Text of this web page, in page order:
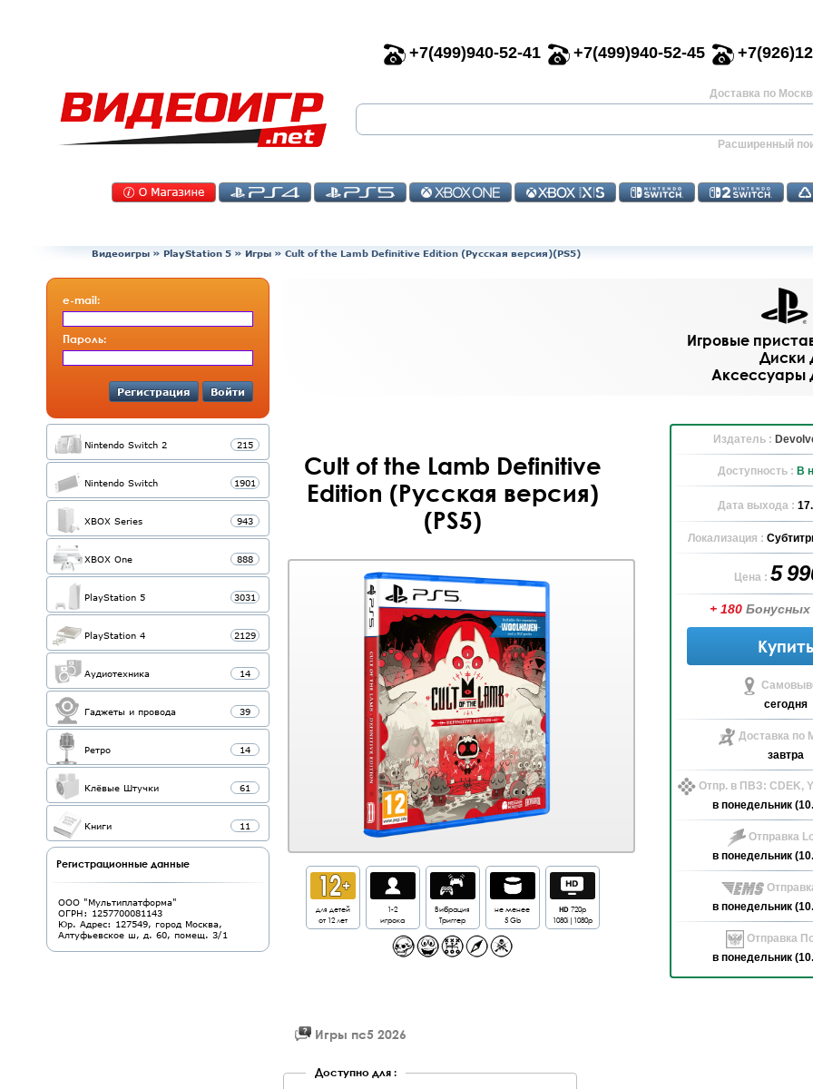
+7(499)940-52-41 +7(499)940-52-45
Доставка по
Расширенный
Видеоигры » PlayStation 5 » Игры » Cult of the Lamb Definitive Edition (Русская версия)(PS5)
e-mail:
Пароль:
Регистрация Войти
Nintendo Switch 2 215
Nintendo Switch 1901
XBOX Series 943
XBOX One 888
PlayStation 5 3031
PlayStation 4 2129
Аудиотехника 14
Гаджеты и провода 39
Ретро 14
Клёвые Штучки 61
Книги 11
Регистрационные данные
ООО "Мультиплатформа"
ОГРН: 1257700081143
Юр. Адрес: 127549, город Москва,
Алтуфьевское ш, д. 60, помещ. 3/1
Игровые
Диски
Аксессуары
Cult of the Lamb Definitive
Edition (Русская версия)
(PS5)
для детей
от 12 лет
1-2
игрока
Вибрация
Триггер
не менее
5 Gb
HD720p
1080i|1080p
Издатель :
Доступность : В
Дата выхода :
Локализация :
Цена : 5
+ 180 Бонусных
Купить
сегодня
Доставка по
завтра
Отпр. в ПВЗ: CDEK,
в понедельник
Отправка
в понедельник
в понедельник
Отправка
в понедельник
Игры пс5 2026
Доступно для :